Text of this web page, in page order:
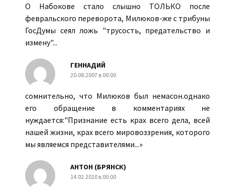
О Набокове стало слышно ТОЛЬКО после
февральского переворота, Милюков-же с трибуны
ГосДумы сеял ложь "трусость, предательство и
измену"...
ГЕННАДИЙ
20.08.2007 в 00:00
сомнительно, что Милюков был немасон.однако
его обращение в комментариях не
нуждается:"Признание есть крах всего дела, всей
нашей жизни, крах всего мировоззрения, которого
мы являемся представителями...»
АНТОН (БРЯНСК)
14.02.2010 в 00:00